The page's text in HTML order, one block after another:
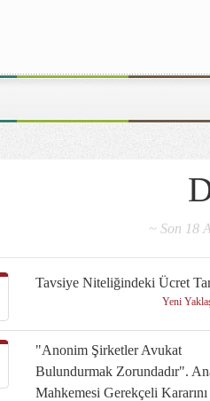
~ Son 18
Tavsiye Niteliğindeki Ücret
Yeni
"Anonim Şirketler Avukat
Bulundurmak Zorundadır".
Mahkemesi Gerekçeli Kararını